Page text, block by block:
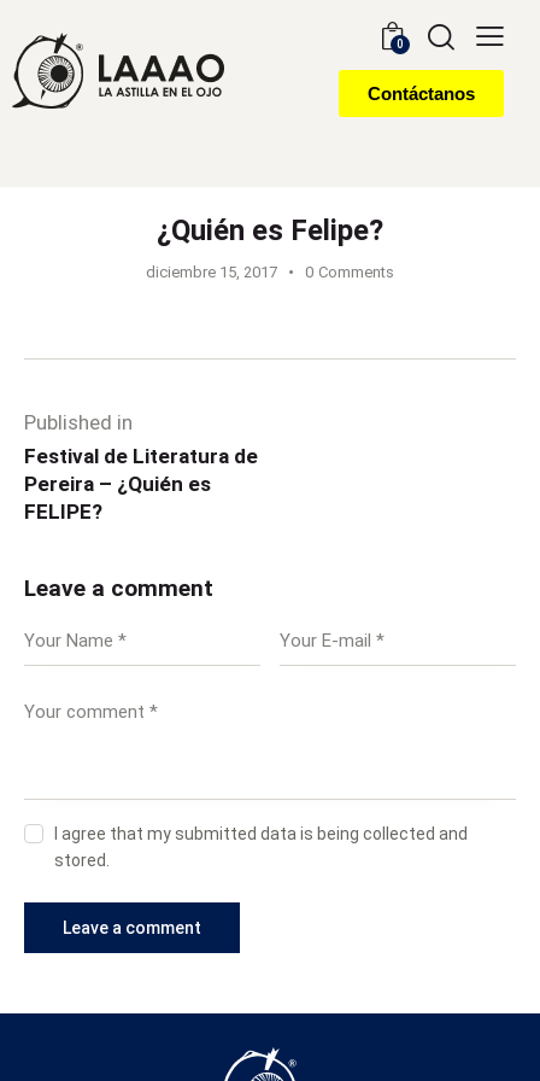
0
Contáctanos
¿Quién es Felipe?
diciembre 15, 2017 0 Comments
Published in
Festival de Literatura de
Pereira – ¿Quién es
FELIPE?
Leave a comment
I agree that my submitted data is being collected and
stored.